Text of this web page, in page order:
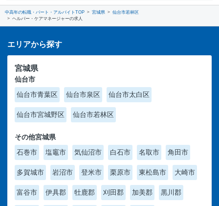
中高年の転職・パート・アルバイトTOP 宮城県
仙台市若林区
ヘルパー・ケアマネージャーの求人
エリアから探す
宮城県
仙台市
仙台市青葉区
仙台市泉区 仙台市太白区
仙台市宮城野区 仙台市若林区
その他宮城県
石巻市
塩竈市 気仙沼市 白石市 名取市 角田市
多賀城市 岩沼市 登米市 栗原市 東松島市 大崎市
富谷市 伊具郡 牡鹿郡 刈田郡 加美郡 黒川郡